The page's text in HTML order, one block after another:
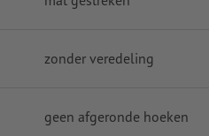
zonder veredeling
geen afgeronde hoeken